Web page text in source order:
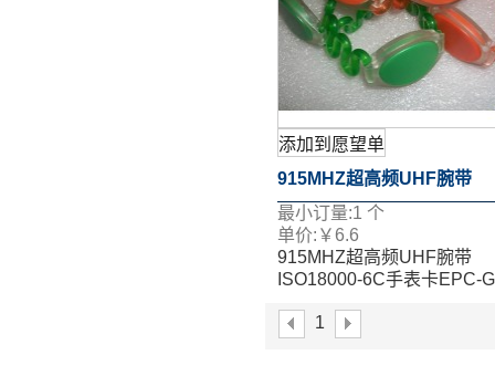
添加到愿望单
915MHZ超高频UHF腕带
ISO18000-6C手表卡EPC-
腕带标签
最小订量:1 个
单价: ￥6.6
915MHZ超高频UHF腕带
ISO18000-6C手表卡EPC-
1